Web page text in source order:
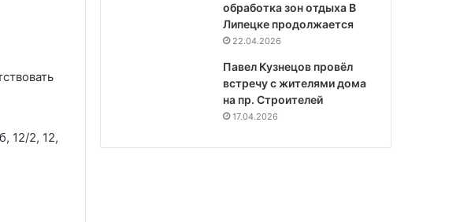
12/2, 12,
обработка зон отдыха В
Липецке продолжается
22.04.2026
Павел Кузнецов провёл
встречу с жителями дома
на пр. Строителей
17.04.2026